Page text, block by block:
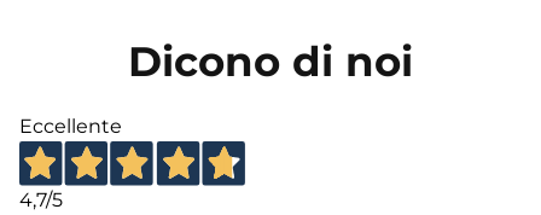
Dicono di noi
Eccellente
4,7/5